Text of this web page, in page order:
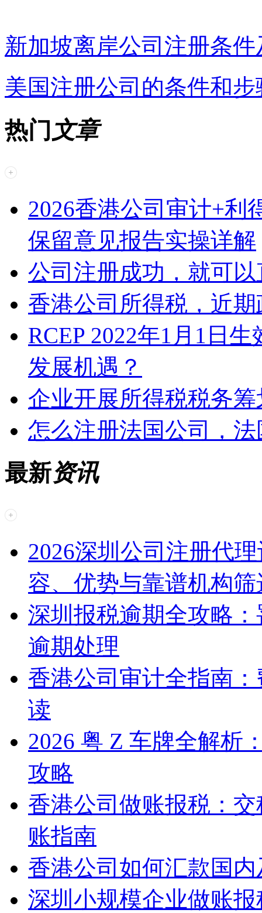
新加坡离岸公司注册条
美国注册公司的条件和
热门 文章
2026香港公司审计+利
保留意见报告实操详解
公司注册成功，就可
香港公司所得税，近
RCEP 2022年1月1日
发展机遇？
企业开展所得税税务
怎么注册法国公司，
最新资讯
2026深圳公司注册代
容、优势与靠谱机构筛
深圳报税逾期全攻略
逾期处理
香港公司审计全指南
读
2026 粤 Z 车牌全解析
攻略
香港公司做账报税：
账指南
香港公司如何汇款国
深圳小规模企业做账